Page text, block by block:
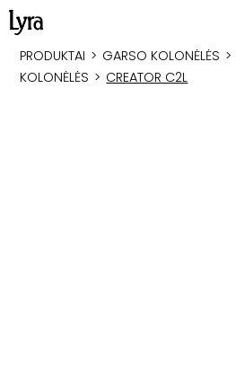
PRODUKTAI > GARSO KOLONĖLĖS >
KOLONĖLĖS > CREATOR C2L